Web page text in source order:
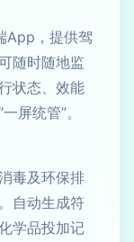
App，提供驾
随时随地监
状态、效能
屏统管”。
毒及环保排
自动生成符
学品投加记